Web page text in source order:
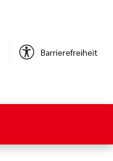
Barrierefreiheit